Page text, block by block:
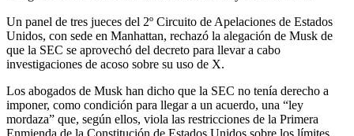
Un panel de tres jueces del 2º Circuito de Apelaciones de Estados
Unidos, con sede en Manhattan, rechazó la alegación de Musk de
que la SEC se aprovechó del decreto para llevar a cabo
investigaciones de acoso sobre su uso de X.
Los abogados de Musk han dicho que la SEC no tenía derecho a
imponer, como condición para llegar a un acuerdo, una “ley
mordaza” que, según ellos, viola las restricciones de la Primera
Enmienda de la Constitución de Estados Unidos sobre los límites